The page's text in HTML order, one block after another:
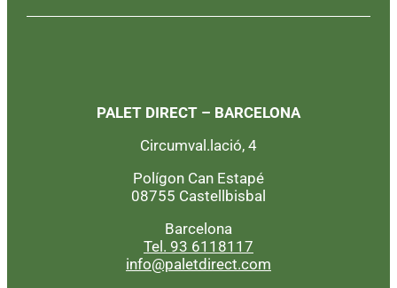
PALET DIRECT – BARCELONA
Circumval.lació, 4
Polígon Can Estapé
08755 Castellbisbal
Barcelona
Tel. 93 6118117
info@paletdirect.com